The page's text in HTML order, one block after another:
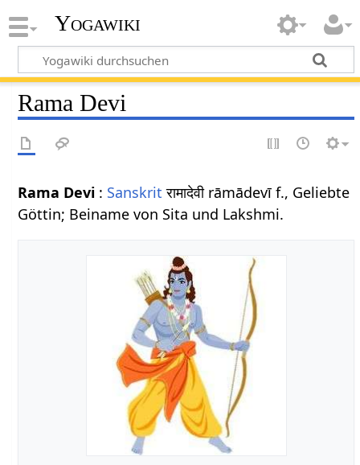
Yogawiki
Rama Devi
Rama Devi : Sanskrit रामादेवी rāmādevī f., Geliebte
Göttin; Beiname von Sita und Lakshmi.